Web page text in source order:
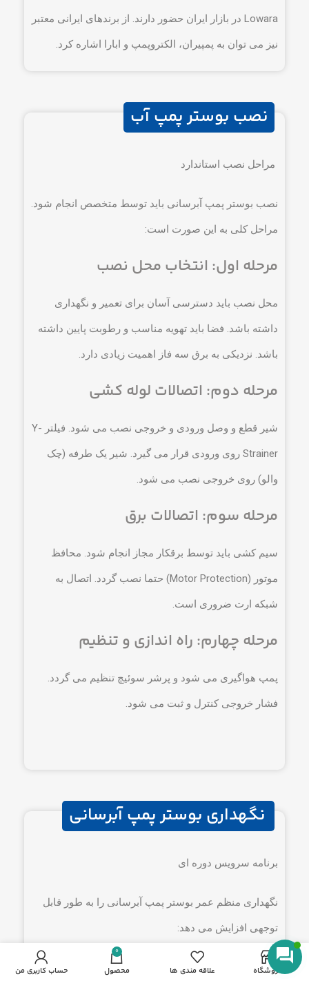
Lowara در بازار ایران حضور دارند. از برندهای ایرانی معتبر
نیز می توان به پمپیران، الکتروپمپ و ابارا اشاره کرد.
نصب بوستر پمپ آب
مراحل نصب استاندارد
نصب بوستر پمپ آبرسانی باید توسط متخصص انجام شود.
مراحل کلی به این صورت است:
مرحله اول: انتخاب محل نصب
محل نصب باید دسترسی آسان برای تعمیر و نگهداری
داشته باشد. فضا باید تهویه مناسب و رطوبت پایین داشته
باشد. نزدیکی به برق سه فاز اهمیت زیادی دارد.
مرحله دوم: اتصالات لوله کشی
شیر قطع و وصل ورودی و خروجی نصب می شود. فیلتر Y-
Strainer روی ورودی قرار می گیرد. شیر یک طرفه (چک
والو) روی خروجی نصب می شود.
مرحله سوم: اتصالات برق
سیم کشی باید توسط برقکار مجاز انجام شود. محافظ
موتور (Motor Protection) حتما نصب گردد. اتصال به
شبکه ارت ضروری است.
مرحله چهارم: راه اندازی و تنظیم
پمپ هواگیری می شود و پرشر سوئیچ تنظیم می گردد.
فشار خروجی کنترل و ثبت می شود.
نگهداری بوستر پمپ آبرسانی
برنامه سرویس دوره ای
نگهداری منظم عمر بوستر پمپ آبرسانی را به طور قابل
توجهی افزایش می دهد:
دوره کار سرویس فروشگاه علاقه مندی ها
0
محصول حساب کاربری من